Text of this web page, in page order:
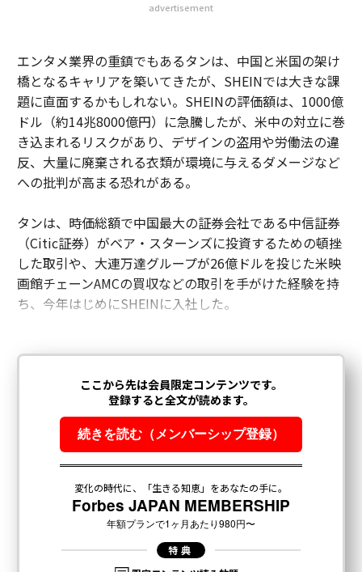
advertisement
エンタメ業界の重鎮でもあるタンは、中国と米国の架け
橋となるキャリアを築いてきたが、SHEINでは大きな課
題に直面するかもしれない。SHEINの評価額は、1000億
ドル（約14兆8000億円）に急騰したが、米中の対立に巻
き込まれるリスクがあり、デザインの盗用や労働法の違
反、大量に廃棄される衣類が環境に与えるダメージなど
への批判が高まる恐れがある。
タンは、時価総額で中国最大の証券会社である中信証券
（Citic証券）がベア・スターンズに投資するための頓挫
した取引や、大連万達グループが26億ドルを投じた米映
画館チェーンAMCの買収などの取引を手がけた経験を持
ち、今年はじめにSHEINに入社した。